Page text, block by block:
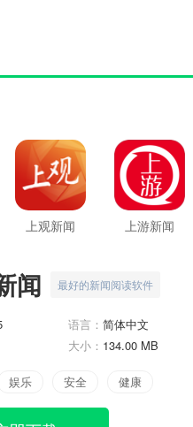
上观新闻 上游新闻
闻 最好的新闻阅读软件
语言： 简体中文
大小： 134.00 MB
娱乐 安全 健康